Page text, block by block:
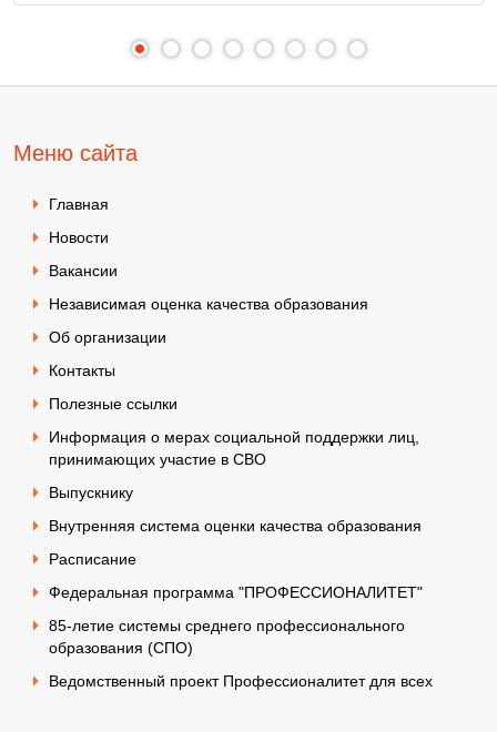
Меню сайта
Главная
Новости
Вакансии
Независимая оценка качества образования
Об организации
Контакты
Полезные ссылки
Информация о мерах социальной поддержки лиц,
принимающих участие в СВО
Выпускнику
Внутренняя система оценки качества образования
Расписание
Федеральная программа "ПРОФЕССИОНАЛИТЕТ"
85-летие системы среднего профессионального
образования (СПО)
Ведомственный проект Профессионалитет для всех